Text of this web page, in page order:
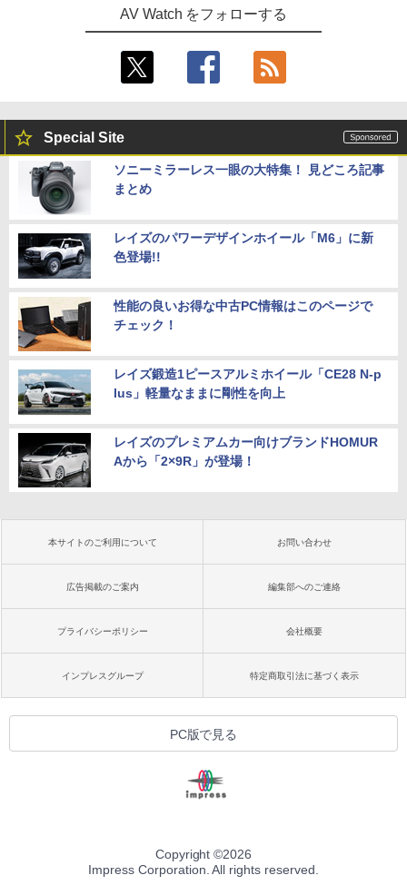
AV Watch をフォローする
Special Site
ソニーミラーレス一眼の大特集！ 見どころ記事
まとめ
レイズのパワーデザインホイール「M6」に新
色登場!!
性能の良いお得な中古PC情報はこのページで
チェック！
レイズ鍛造1ピースアルミホイール「CE28 N-p
lus」軽量なままに剛性を向上
レイズのプレミアムカー向けブランドHOMUR
Aから「2×9R」が登場！
本サイトのご利用について お問い合わせ
広告掲載のご案内 編集部へのご連絡
プライバシーポリシー 会社概要
インプレスグループ 特定商取引法に基づく表示
PC版で見る
Copyright ©2026
Impress Corporation. All rights reserved.